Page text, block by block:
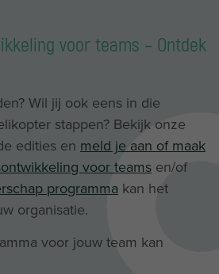
voor teams – Ontdek
Wil jij ook eens in die
stappen? Bekijk onze
edities en meld je aan of maak
voor teams en/of
programma kan het
organisatie.
voor jouw team kan